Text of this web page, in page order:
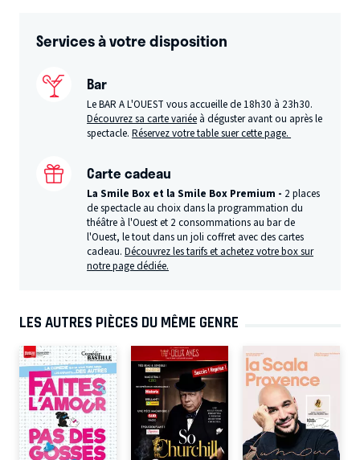
Services à votre disposition
Bar
Le BAR A L'OUEST vous accueille de 18h30 à 23h30.
Découvrez sa carte variée à déguster avant ou après le
spectacle.Réservez votre table suer cette page.
Carte cadeau
La Smile Box et la Smile Box Premium - 2 places
de spectacle au choix dans la programmation du
théâtre à l'Ouest et 2 consommations au bar de
l'Ouest, le tout dans un joli coffret avec des cartes
cadeau.Découvrez les tarifs et achetez votre box sur
notre page dédiée.
LES AUTRES PIÈCES DU MÊME GENRE